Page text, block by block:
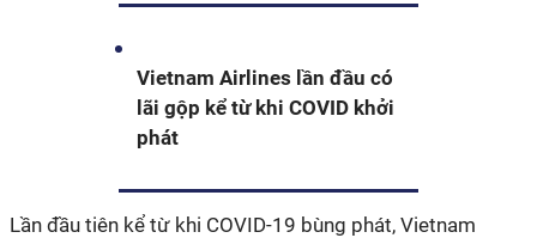
Vietnam Airlines lần đầu có
lãi gộp kể từ khi COVID khởi
phát
Lần đầu tiên kể từ khi COVID-19 bùng phát, Vietnam